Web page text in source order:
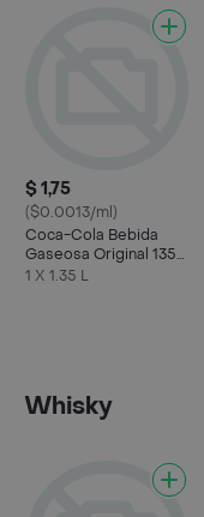
$ 1,75
($0.0013/ml)
Coca-Cola Bebida
Gaseosa Original 1350
mL
1 X 1.35 L
Whisky